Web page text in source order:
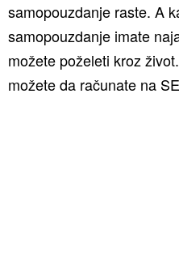
samopouzdanje raste. A
samopouzdanje imate
možete poželeti kroz
možete da računate na